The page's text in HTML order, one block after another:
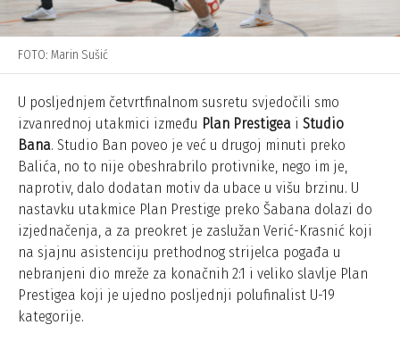
FOTO: Marin Sušić
U posljednjem četvrtfinalnom susretu svjedočili smo
izvanrednoj utakmici između Plan Prestigea i Studio
Bana. Studio Ban poveo je već u drugoj minuti preko
Balića, no to nije obeshrabrilo protivnike, nego im je,
naprotiv, dalo dodatan motiv da ubace u višu brzinu. U
nastavku utakmice Plan Prestige preko Šabana dolazi do
izjednačenja, a za preokret je zaslužan Verić-Krasnić koji
na sjajnu asistenciju prethodnog strijelca pogađa u
nebranjeni dio mreže za konačnih 2:1 i veliko slavlje Plan
Prestigea koji je ujedno posljednji polufinalist U-19
kategorije.